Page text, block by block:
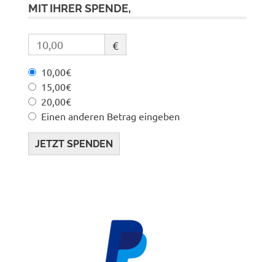
MIT IHRER SPENDE,
€
10,00€
15,00€
20,00€
Einen anderen Betrag eingeben
JETZT SPENDEN